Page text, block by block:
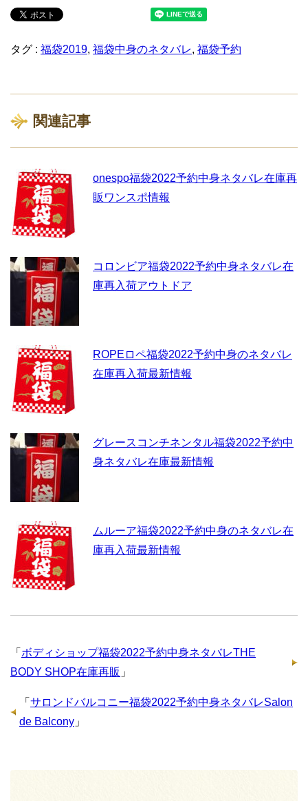
タグ : 福袋2019, 福袋中身のネタバレ, 福袋予約
関連記事
onespo福袋2022予約中身ネタバレ在庫再
販ワンスポ情報
コロンビア福袋2022予約中身ネタバレ在
庫再入荷アウトドア
ROPEロペ福袋2022予約中身のネタバレ
在庫再入荷最新情報
グレースコンチネンタル福袋2022予約中
身ネタバレ在庫最新情報
ムルーア福袋2022予約中身のネタバレ在
庫再入荷最新情報
「 ボディショップ福袋2022予約中身ネタバレTHE
BODY SHOP在庫再販 」
「 サロンドバルコニー福袋2022予約中身ネタバレSalon
de Balcony 」